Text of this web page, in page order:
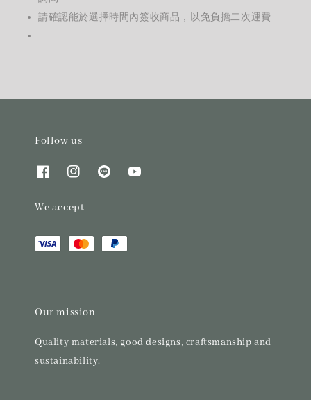
請確認能於選擇時間內簽收商品，以免負擔二次運費
Follow us
We accept
Our mission
Quality materials, good designs, craftsmanship and
sustainability.